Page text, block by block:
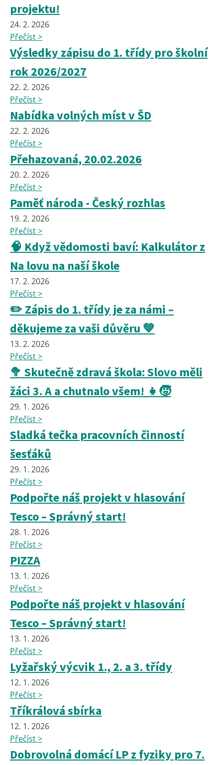
projektu!
24. 2. 2026
Přečíst >
Výsledky zápisu do 1. třídy pro školní
rok 2026/2027
22. 2. 2026
Přečíst >
Nabídka volných míst v ŠD
22. 2. 2026
Přečíst >
Přehazovaná, 20.02.2026
20. 2. 2026
Přečíst >
Paměť národa - Český rozhlas
19. 2. 2026
Přečíst >
🧠 Když vědomosti baví: Kalkulátor z
Na lovu na naší škole
17. 2. 2026
Přečíst >
✏️ Zápis do 1. třídy je za námi –
děkujeme za vaši důvěru 💙
13. 2. 2026
Přečíst >
🥦 Skutečně zdravá škola: Slovo měli
žáci 3. A a chutnalo všem! 👧🧒
29. 1. 2026
Přečíst >
Sladká tečka pracovních činností
šesťáků
29. 1. 2026
Přečíst >
Podpořte náš projekt v hlasování
Tesco – Správný start!
28. 1. 2026
Přečíst >
PIZZA
13. 1. 2026
Přečíst >
Podpořte náš projekt v hlasování
Tesco – Správný start!
13. 1. 2026
Přečíst >
Lyžařský výcvik 1., 2. a 3. třídy
12. 1. 2026
Přečíst >
Tříkrálová sbírka
12. 1. 2026
Přečíst >
Dobrovolná domácí LP z fyziky pro 7.